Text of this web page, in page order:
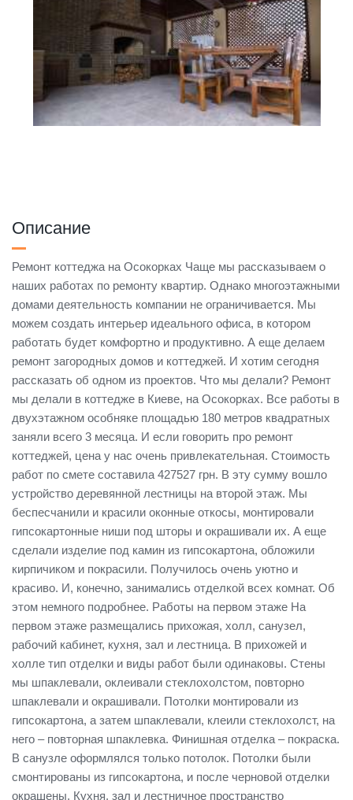
Описание
Ремонт коттеджа на Осокорках Чаще мы рассказываем о
наших работах по ремонту квартир. Однако многоэтажными
домами деятельность компании не ограничивается. Мы
можем создать интерьер идеального офиса, в котором
работать будет комфортно и продуктивно. А еще делаем
ремонт загородных домов и коттеджей. И хотим сегодня
рассказать об одном из проектов. Что мы делали? Ремонт
мы делали в коттедже в Киеве, на Осокорках. Все работы в
двухэтажном особняке площадью 180 метров квадратных
заняли всего 3 месяца. И если говорить про ремонт
коттеджей, цена у нас очень привлекательная. Стоимость
работ по смете составила 427527 грн. В эту сумму вошло
устройство деревянной лестницы на второй этаж. Мы
беспесчанили и красили оконные откосы, монтировали
гипсокартонные ниши под шторы и окрашивали их. А еще
сделали изделие под камин из гипсокартона, обложили
кирпичиком и покрасили. Получилось очень уютно и
красиво. И, конечно, занимались отделкой всех комнат. Об
этом немного подробнее. Работы на первом этаже На
первом этаже размещались прихожая, холл, санузел,
рабочий кабинет, кухня, зал и лестница. В прихожей и
холле тип отделки и виды работ были одинаковы. Стены
мы шпаклевали, оклеивали стеклохолстом, повторно
шпаклевали и окрашивали. Потолки монтировали из
гипсокартона, а затем шпаклевали, клеили стеклохолст, на
него – повторная шпаклевка. Финишная отделка – покраска.
В санузле оформлялся только потолок. Потолки были
смонтированы из гипсокартона, и после черновой отделки
окрашены. Кухня, зал и лестничное пространство